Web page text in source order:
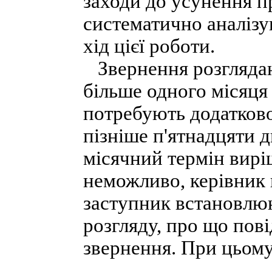
систематично
хід цієї роботи.
Звернення
більше одного
потребують
пізніше п'ятнадцяти
місячний термін
неможливо, керівник
заступник
розгляду, про що
звернення. При